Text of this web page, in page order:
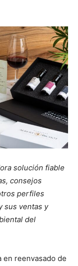
solución fiable
consejos
perfiles
sus ventas y
del
en reenvasado de